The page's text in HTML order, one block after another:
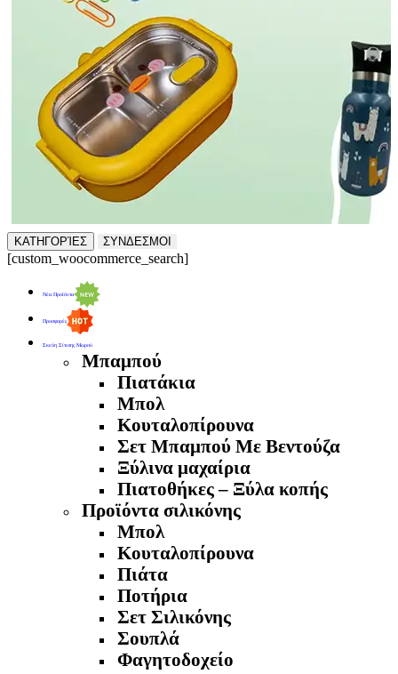
ΚΑΤΗΓΟΡΊΕΣ ΣΥΝΔΕΣΜΟΙ
[custom_woocommerce_search]
Νέα Προϊόντα
Προσφορές
Σκεύη Σίτισης Μωρού
Μπαμπού
Πιατάκια
Μπολ
Κουταλοπίρουνα
Σετ Μπαμπού Με Βεντούζα
Ξύλινα μαχαίρια
Πιατοθήκες – Ξύλα κοπής
Προϊόντα σιλικόνης
Μπολ
Κουταλοπίρουνα
Πιάτα
Ποτήρια
Σετ Σιλικόνης
Σουπλά
Φαγητοδοχείο